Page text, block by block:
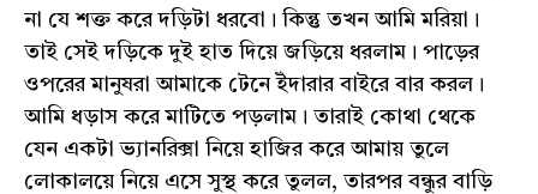
না যে শক্ত করে দড়িটা ধরবো। কিন্তু তখন আমি মরিয়া।
তাই সেই দড়িকে দুই হাত দিয়ে জড়িয়ে ধরলাম। পাড়ের
ওপরের মানুষরা আমাকে টেনে ইঁদারার বাইরে বার করল।
আমি ধড়াস করে মাটিতে পড়লাম। তারাই কোথা থেকে
যেন একটা ভ্যানরিক্সা নিয়ে হাজির করে আমায় তুলে
লোকালয়ে নিয়ে এসে সুস্থ করে তুলল, তারপর বন্ধুর বাড়ি